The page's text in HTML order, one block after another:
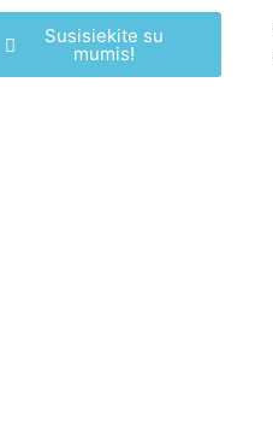
Susisiekite su
mumis!